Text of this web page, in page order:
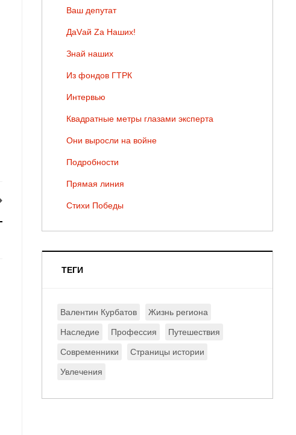
Ваш депутат
ДаVай Zа Наших!
Знай наших
Из фондов ГТРК
Интервью
Квадратные метры глазами эксперта
Они выросли на войне
Подробности
Прямая линия
Стихи Победы
ТЕГИ
Валентин Курбатов Жизнь региона
Наследие Профессия Путешествия
Современники Страницы истории
Увлечения